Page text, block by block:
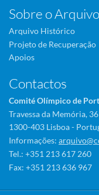
Sobre o Arquivo
Arquivo Histórico
Projeto de Recuperação
Apoios
Contactos
Comité Olímpico de
Travessa da Memória, 36
1300-403 Lisboa -
Informações:
Tel.: +351 213 617 260
Fax: +351 213 636 967